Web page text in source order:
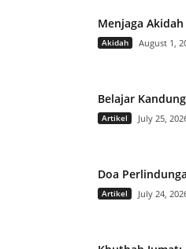
Menjaga
Akidah August 1,
Belajar
Artikel July 25,
Doa
Artikel July 24,